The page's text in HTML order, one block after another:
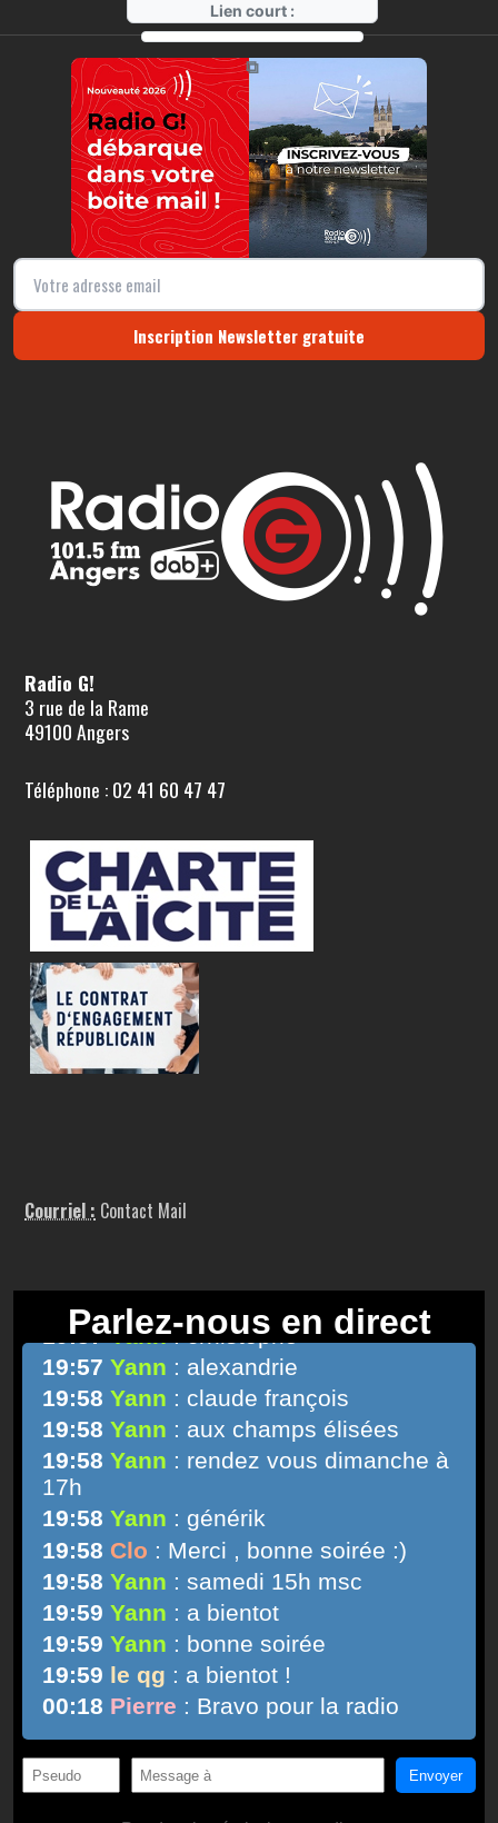
Lien court :
https://radio-g.fr?13696
⧉
Inscription Newsletter gratuite
Radio G!
3 rue de la Rame
49100 Angers
Téléphone : 02 41 60 47 47
Courriel : Contact Mail